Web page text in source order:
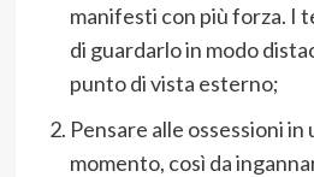
manifesti con più forza. I
di guardarlo in modo
punto di vista esterno;
Pensare alle ossessioni in
momento, così da